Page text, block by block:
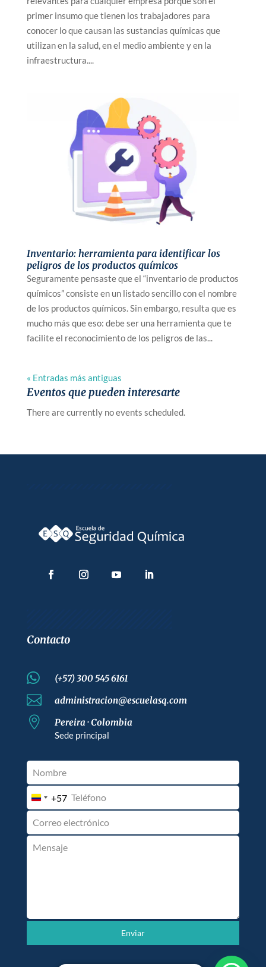
primer insumo que tienen los trabajadores para
conocer lo que causan las sustancias químicas que
utilizan en la salud, en el medio ambiente y en la
infraestructura....
Inventario: herramienta para identificar los
peligros de los productos químicos
Seguramente pensaste que el “inventario de productos
químicos” consiste en un listado sencillo con el nombre
de los productos químicos. Sin embargo, resulta que es
mucho más que eso: debe ser una herramienta que te
facilite el reconocimiento de los peligros de las...
« Entradas más antiguas
Eventos que pueden interesarte
There are currently no events scheduled.
Contacto
 (+57) 300 545 6161
 administracion@escuelasq.com
 Pereira · Colombia
Sede principal
Colombia
+57
Enviar